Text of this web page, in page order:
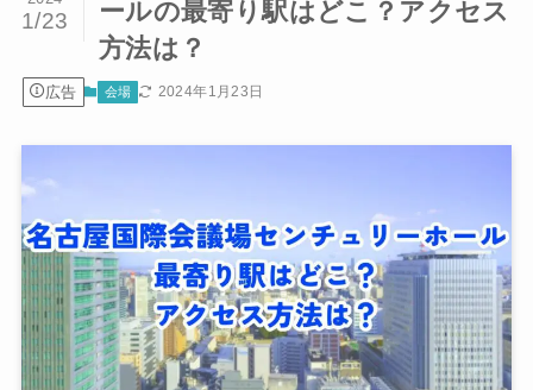
ールの最寄り駅はどこ？アクセス
方法は？
1/23
広告 会場 2024年1月23日